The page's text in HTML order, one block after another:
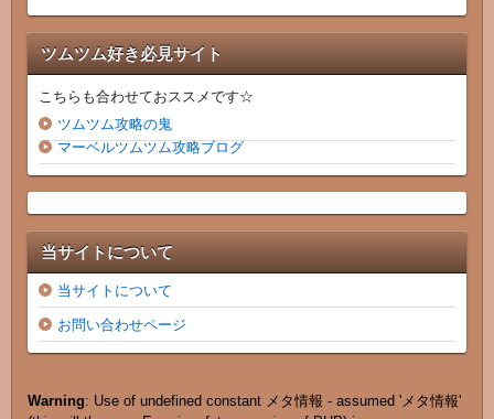
ツムツム好き必見サイト
こちらも合わせておススメです☆
ツムツム攻略の鬼
マーベルツムツム攻略ブログ
当サイトについて
当サイトについて
お問い合わせページ
Warning: Use of undefined constant メタ情報 - assumed 'メタ情報'